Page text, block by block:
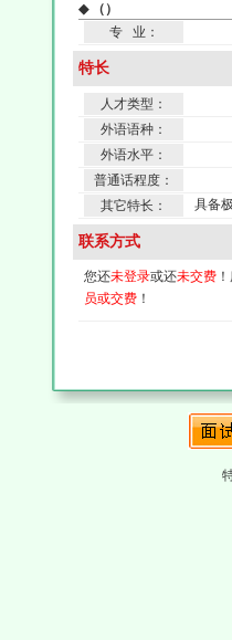
◆ （）
专 业：
特长
人才类型：
外语语种：
外语水平：
普通话程度：
其它特长：
具备
联系方式
您还未登录或还未交费
员或交费 ！